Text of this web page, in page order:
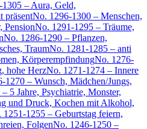
– Aura, Geld,
präsentNo. 1296-1300 – Menschen,
PensionNo. 1291-1295 – Träume,
No. 1286-1290 – Pflanzen,
TraumNo. 1281-1285 – anti
KörperempfindungNo. 1276-
hohe HerzNo. 1271-1274 – Innere
1270 – Wunsch, Mädchen/Jungs,
5 Jahre, Psychiatrie, Monster,
und Druck, Kochen mit Alkohol,
1251-1255 – Geburtstag feiern,
FolgenNo. 1246-1250 –